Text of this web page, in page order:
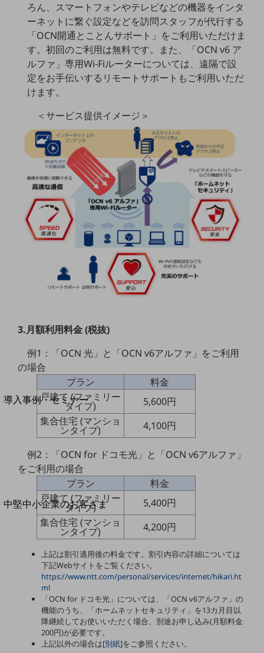
通信モジュール製品
衛星携帯電話
IOT完了済みメーカーブランド製品
料金TOP
ドコモBiz データ無制限 ドコモ MAX ドコモ mini ドコモBiz かけ放題
ケータイプラン
5Gデータプラス
データプラス
IoT向け回線料金
home5Gプラン
モバイルサービス
端末の一元管理
運用保守・故障紛失サポート
別ウィンドウで開きます
サービスをご利用中のお客さま
導入事例・セミナー
導入事例TOP
最新の導入事例や注目の導入事例をご紹介します
開催・出展する各種セミナー、イベント情報をご紹介します
別ウィンドウで開きます
中堅中小企業のお客さま
NTTドコモビジネスウォッチ
ビジネスお役立ち情報
旬な話題やお役立ち資料などDXの課題を
解決するヒントをお届けする記事サイト
お役立ち資料ダウンロード
トレンド記事特集
中堅中小企業向け
サービス・ソリューション
ろん、スマートフォンやテレビなどの機器をインタ
ーネットに繋ぐ設定などを訪問スタッフが代行する
「OCN開通とことんサポート」をご利用いただけま
す。初回のご利用は無料です。また、「OCN v6 ア
ルファ」専用Wi-Fiルーターについては、遠隔で設
定をお手伝いするリモートサポートもご利用いただ
けます。
＜サービス提供イメージ＞
3.月額利用料金 (税抜)
例1：「OCN 光」と「OCN v6アルファ」をご利用
の場合
プラン
料金
戸建て (ファミリー
タイプ)
5,600円
集合住宅 (マンショ
ンタイプ) 4,100円
例2：「OCN for ドコモ光」と「OCN v6アルファ」
をご利用の場合
プラン
料金
戸建て (ファミリー
タイプ)
5,400円
集合住宅 (マンショ
ンタイプ) 4,200円
上記は割引適用後の料金です。割引内容の詳細については
下記Webサイトをご覧ください。
https://www.ntt.com/personal/services/internet/hikari.ht
ml
「OCN for ドコモ光」については、「OCN v6アルファ」の
機能のうち、「ホームネットセキュリティ」を13カ月目以
降継続してお使いいただく場合、別途お申し込み(月額料金
200円)が必要です。
上記以外の場合は[別紙]をご参照ください。